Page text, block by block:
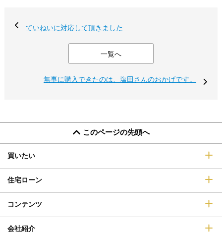
ていねいに対応して頂きました
一覧へ
無事に購入できたのは、塩田さんのおかげです。
このページの先頭へ
買いたい
住宅ローン
コンテンツ
会社紹介